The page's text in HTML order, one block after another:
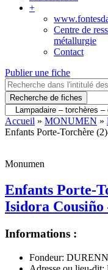
+
Centre de
métallurgie
Contact
Publier une fiche
Recherche de fiches
Accueil » MONUMEN »
Enfants Porte-Torchère
Monumen
Enfants Porte-
Isidora Cousiño
Informations :
Fondeur: